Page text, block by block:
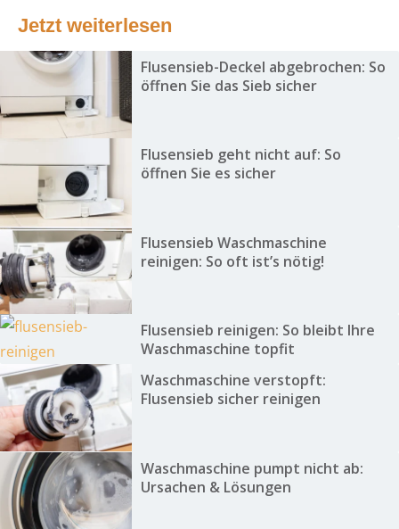
Jetzt weiterlesen
Flusensieb-Deckel abgebrochen: So
öffnen Sie das Sieb sicher
Flusensieb geht nicht auf: So
öffnen Sie es sicher
Flusensieb Waschmaschine
reinigen: So oft ist’s nötig!
Flusensieb reinigen: So bleibt Ihre
Waschmaschine topfit
Waschmaschine verstopft:
Flusensieb sicher reinigen
Waschmaschine pumpt nicht ab:
Ursachen & Lösungen